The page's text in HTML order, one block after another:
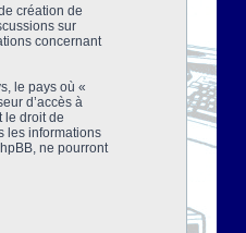
création de
sur
concernant
le pays où «
d’accès à
le droit de
les informations
ne pourront